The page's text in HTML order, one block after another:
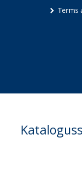
Terms